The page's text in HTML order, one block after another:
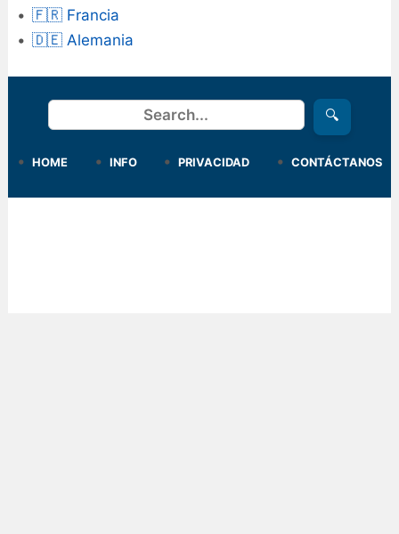
🇫🇷 Francia
🇩🇪 Alemania
Buscar 🔍
HOME INFO PRIVACIDAD CONTÁCTANOS